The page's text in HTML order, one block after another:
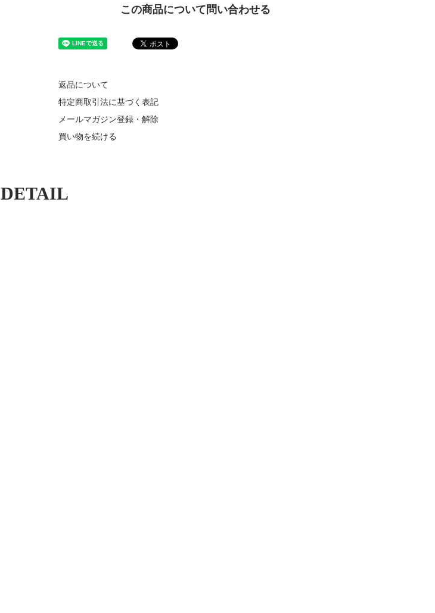
この商品について問い合わせる
返品について
特定商取引法に基づく表記
メールマガジン登録・解除
買い物を続ける
DETAIL